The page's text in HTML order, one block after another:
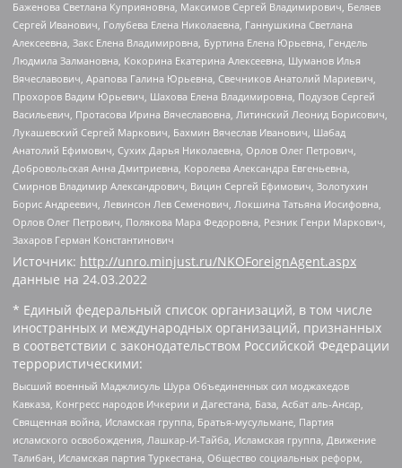
Баженова Светлана Куприяновна, Максимов Сергей Владимирович, Беляев
Сергей Иванович, Голубева Елена Николаевна, Ганнушкина Светлана
Алексеевна, Закс Елена Владимировна, Буртина Елена Юрьевна, Гендель
Людмила Залмановна, Кокорина Екатерина Алексеевна, Шуманов Илья
Вячеславович, Арапова Галина Юрьевна, Свечников Анатолий Мариевич,
Прохоров Вадим Юрьевич, Шахова Елена Владимировна, Подузов Сергей
Васильевич, Протасова Ирина Вячеславовна, Литинский Леонид Борисович,
Лукашевский Сергей Маркович, Бахмин Вячеслав Иванович, Шабад
Анатолий Ефимович, Сухих Дарья Николаевна, Орлов Олег Петрович,
Добровольская Анна Дмитриевна, Королева Александра Евгеньевна,
Смирнов Владимир Александрович, Вицин Сергей Ефимович, Золотухин
Борис Андреевич, Левинсон Лев Семенович, Локшина Татьяна Иосифовна,
Орлов Олег Петрович, Полякова Мара Федоровна, Резник Генри Маркович,
Захаров Герман Константинович
Источник: http://unro.minjust.ru/NKOForeignAgent.aspx
данные на 24.03.2022
* Единый федеральный список организаций, в том числе
иностранных и международных организаций, признанных
в соответствии с законодательством Российской Федерации
террористическими:
Высший военный Маджлисуль Шура Объединенных сил моджахедов
Кавказа, Конгресс народов Ичкерии и Дагестана, База, Асбат аль-Ансар,
Священная война, Исламская группа, Братья-мусульмане, Партия
исламского освобождения, Лашкар-И-Тайба, Исламская группа, Движение
Талибан, Исламская партия Туркестана, Общество социальных реформ,